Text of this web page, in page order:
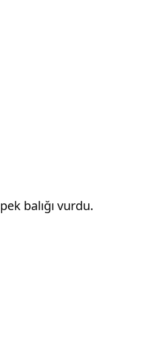
balığı vurdu.